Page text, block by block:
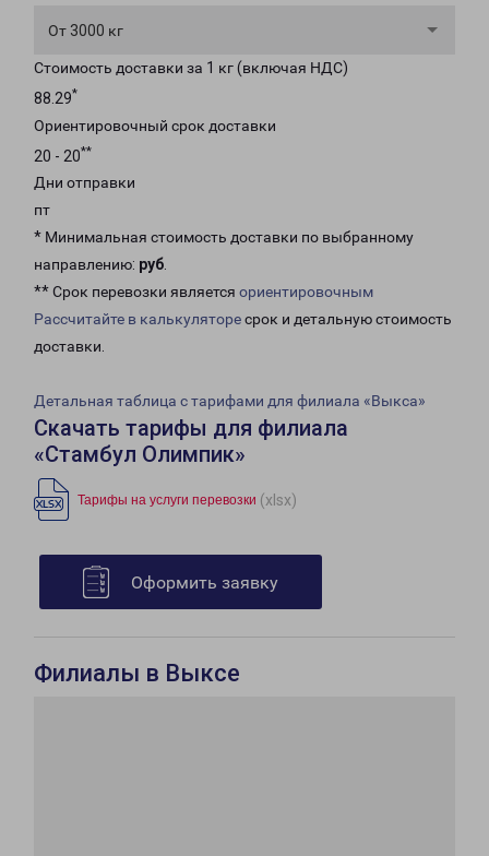
От 3000 кг
Стоимость доставки за 1 кг (включая НДС)
88.29*
Ориентировочный срок доставки
20 - 20**
Дни отправки
пт
* Минимальная стоимость доставки по выбранному
направлению: руб.
** Срок перевозки является ориентировочным
Рассчитайте в калькуляторесрок и детальную стоимость
доставки.
Детальная таблица с тарифами для филиала «Выкса»
Скачать тарифы для филиала
«Стамбул Олимпик»
Тарифы на услуги перевозки (xlsx)
Оформить заявку
Филиалы в Выксе